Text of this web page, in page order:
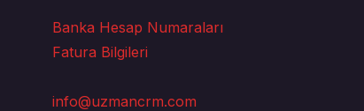
Banka Hesap Numaraları
Fatura Bilgileri
info@uzmancrm.com